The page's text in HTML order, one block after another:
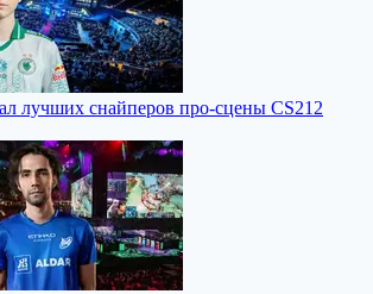
лучших снайперов про-сцены CS212